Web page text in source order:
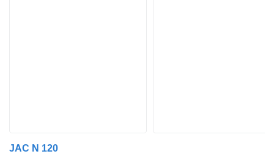
JAC N 120